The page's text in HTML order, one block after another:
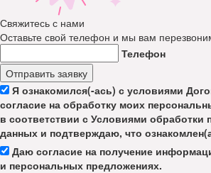
Свяжитесь с нами
Оставьте свой телефон и мы вам
Телефон
Отправить заявку
Я ознакомился(-ась) с условиями
согласие на обработку моих
в соответствии с Условиями обработки
данных и подтверждаю, что
Даю согласие на получение
и персональных предложениях.